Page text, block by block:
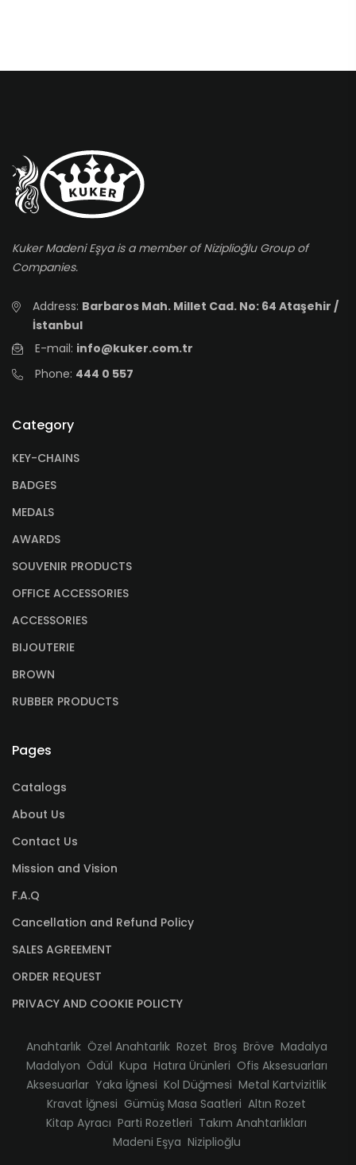
Kuker Madeni Eşya is a member of Niziplioğlu Group of
Companies.
Address: Barbaros Mah. Millet Cad. No: 64 Ataşehir /
İstanbul
E-mail: info@kuker.com.tr
Phone: 444 0 557
Category
KEY-CHAINS
BADGES
MEDALS
AWARDS
SOUVENIR PRODUCTS
OFFICE ACCESSORIES
ACCESSORIES
BIJOUTERIE
BROWN
RUBBER PRODUCTS
Pages
Catalogs
About Us
Contact Us
Mission and Vision
F.A.Q
Cancellation and Refund Policy
SALES AGREEMENT
ORDER REQUEST
PRIVACY AND COOKIE POLICTY
Anahtarlık Özel Anahtarlık Rozet Broş Bröve Madalya
Madalyon Ödül Kupa Hatıra Ürünleri Ofis Aksesuarları
Aksesuarlar Yaka İğnesi Kol Düğmesi Metal Kartvizitlik
Kravat İğnesi Gümüş Masa Saatleri Altın Rozet
Kitap Ayracı Parti Rozetleri Takım Anahtarlıkları
Madeni Eşya Niziplioğlu